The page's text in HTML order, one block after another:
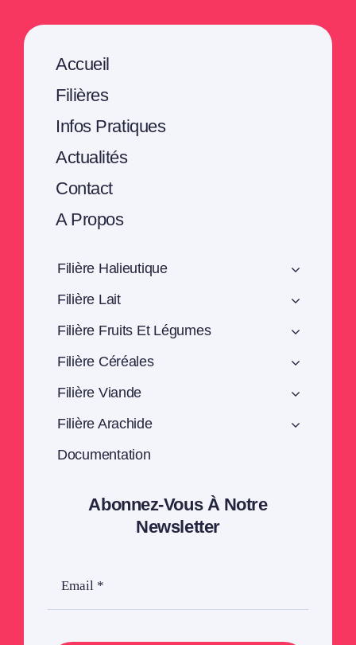
Accueil
Filières
Infos Pratiques
Actualités
Contact
A Propos
Filière Halieutique
Filière Lait
Filière Fruits Et Légumes
Filière Céréales
Filière Viande
Filière Arachide
Documentation
Abonnez-Vous À Notre
Newsletter